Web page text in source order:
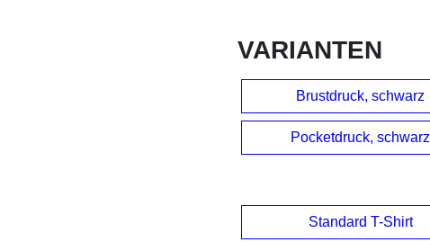
VARIANTEN
Brustdruck, schwarz
Pocketdruck, schwarz
Standard T-Shirt